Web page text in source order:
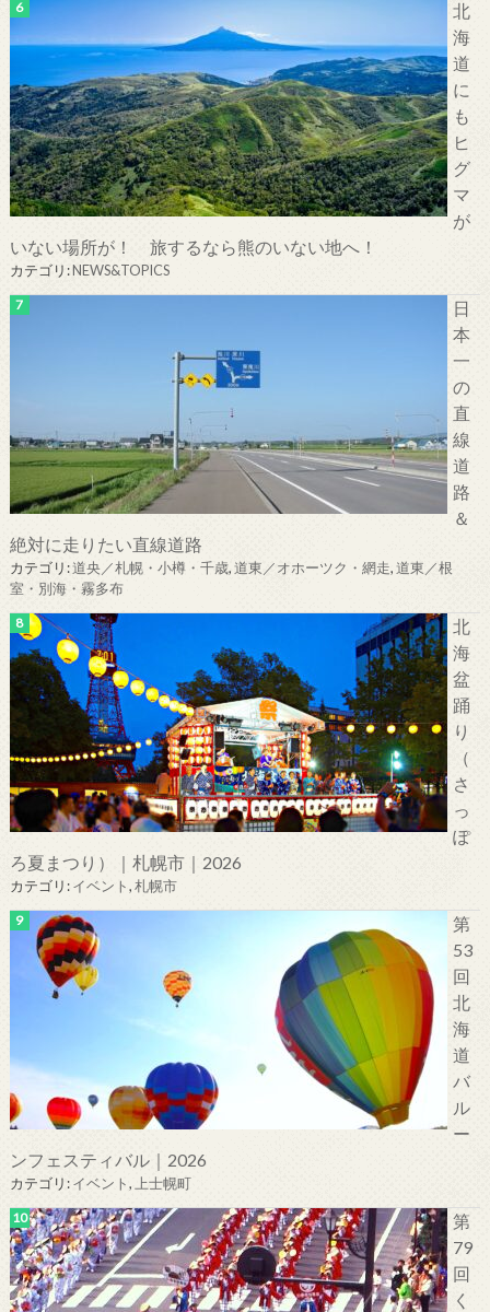
北
海
道
に
も
ヒ
グ
マ
が
いない場所が！ 旅するなら熊のいない地へ！
カテゴリ:NEWS&TOPICS
日
本
一
の
直
線
道
路
＆
絶対に走りたい直線道路
カテゴリ:道央／札幌・小樽・千歳,道東／オホーツク・網走,道東／根
室・別海・霧多布
北
海
盆
踊
り
（
さ
っ
ぽ
ろ夏まつり）｜札幌市｜2026
カテゴリ:イベント,札幌市
第
53
回
北
海
道
バ
ル
ー
ンフェスティバル｜2026
カテゴリ:イベント,上士幌町
第
79
回
く